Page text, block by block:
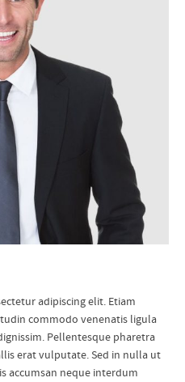
adipiscing elit. Etiam
commodo venenatis ligula
Pellentesque pharetra
erat vulputate. Sed in nulla ut
accumsan neque interdum